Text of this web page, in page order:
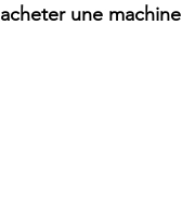
acheter une